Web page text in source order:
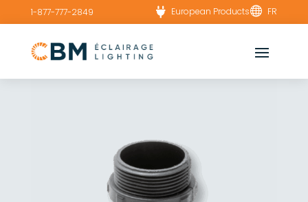
1-877-777-2849  European Products FR